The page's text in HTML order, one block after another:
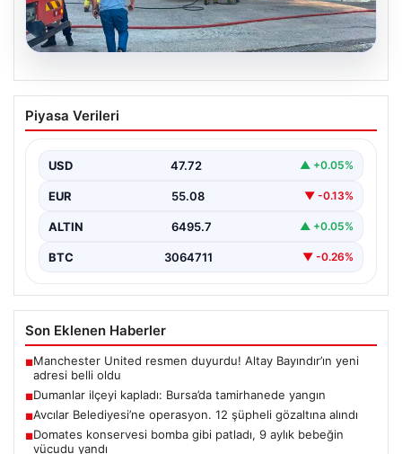
Dumanlar ilçeyi kapladı: Bursa’da
tamirhanede yangın
Piyasa Verileri
USD 47.72 ▲ +0.05%
EUR 55.08 ▼ -0.13%
ALTIN 6495.7 ▲ +0.05%
BTC 3064711 ▼ -0.26%
Son Eklenen Haberler
■Manchester United resmen duyurdu! Altay Bayındır’ın yeni
adresi belli oldu
■Dumanlar ilçeyi kapladı: Bursa’da tamirhanede yangın
■Avcılar Belediyesi’ne operasyon. 12 şüpheli gözaltına alındı
■Domates konservesi bomba gibi patladı, 9 aylık bebeğin
vücudu yandı